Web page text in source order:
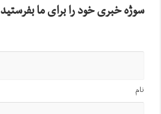
سوژه خبری خود را برای ما بفرستید
نام